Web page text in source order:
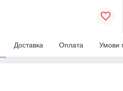
Доставка Оплата Умови